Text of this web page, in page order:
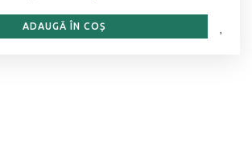
ADAUGĂ ÎN COȘ